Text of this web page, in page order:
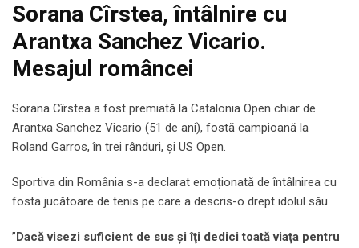
Sorana Cîrstea, întâlnire cu
Arantxa Sanchez Vicario.
Mesajul româncei
Sorana Cîrstea a fost premiată la Catalonia Open chiar de
Arantxa Sanchez Vicario (51 de ani), fostă campioană la
Roland Garros, în trei rânduri, și US Open.
Sportiva din România s-a declarat emoționată de întâlnirea cu
fosta jucătoare de tenis pe care a descris-o drept idolul său.
” Dacă visezi suficient de sus şi îţi dedici toată viaţa pentru